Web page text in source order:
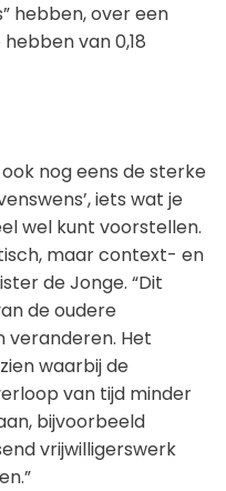
hebben, over een
van 0,18
nog eens de sterke
iets wat je
wel kunt voorstellen.
maar context- en
de Jonge. “Dit
de oudere
veranderen. Het
waarbij de
van tijd minder
bijvoorbeeld
vrijwilligerswerk